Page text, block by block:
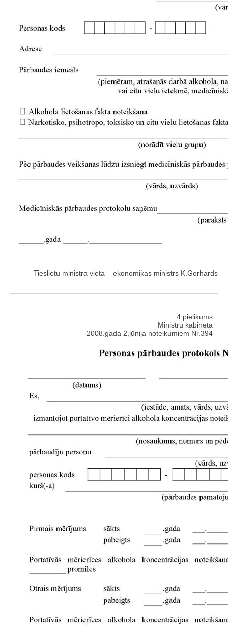
Tieslietu ministra vietā – ekonomikas ministrs K.Gerhards
4.pielikums
Ministru kabineta
2008.gada 2.jūnija noteikumiem Nr.394